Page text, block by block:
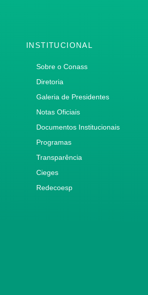
INSTITUCIONAL
Sobre o Conass
Diretoria
Galeria de Presidentes
Notas Oficiais
Documentos Institucionais
Programas
Transparência
Cieges
Redecoesp